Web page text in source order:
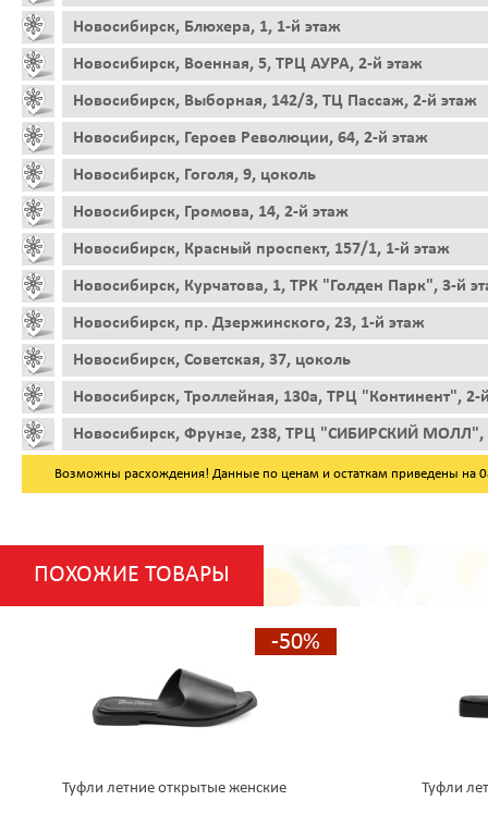
Новосибирск, Блюхера, 1, 1-й этаж
Новосибирск, Военная, 5, ТРЦ АУРА, 2-й этаж
Новосибирск, Выборная, 142/3, ТЦ Пассаж, 2-й этаж
Новосибирск, Героев Революции, 64, 2-й этаж
Новосибирск, Гоголя, 9, цоколь
Новосибирск, Громова, 14, 2-й этаж
Новосибирск, Красный проспект, 157/1, 1-й этаж
Новосибирск, Курчатова, 1, ТРК "Голден Парк", 3-й
Новосибирск, пр. Дзержинского, 23, 1-й этаж
Новосибирск, Советская, 37, цоколь
Новосибирск, Троллейная, 130а, ТРЦ "Континент", 2-
Новосибирск, Фрунзе, 238, ТРЦ "СИБИРСКИЙ МОЛЛ",
Возможны расхождения! Данные по ценам и остаткам приведены на
ПОХОЖИЕ ТОВАРЫ
-50%
Туфли летние открытые женские Туфли